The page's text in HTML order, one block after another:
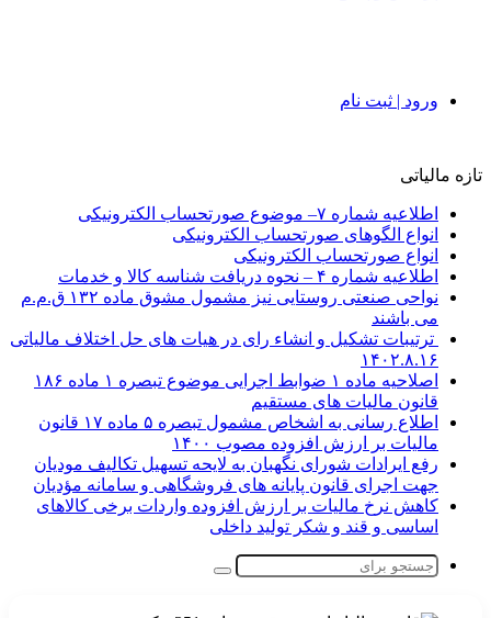
ورود | ثبت نام
تازه مالیاتی
اطلاعیه شماره ۷– موضوع صورتحساب الکترونیکی
انواع الگوهای صورتحساب الکترونیکی
انواع صورتحساب الکترونیکی
اطلاعیه شماره ۴ – نحوه دریافت شناسه کالا و خدمات
نواحی صنعتی روستایی نیز مشمول مشوق ماده ۱۳۲ ق.م.م
می باشند
ترتیبات تشکیل و انشاء رای در هیات های حل اختلاف مالیاتی
۱۴۰۲.۸.۱۶
اصلاحیه ماده ۱ ضوابط اجرایی موضوع تبصره ۱ ماده ۱۸۶
قانون مالیات های مستقیم
اطلاع رسانی به اشخاص مشمول تبصره ۵ ماده ۱۷ قانون
مالیات بر ارزش افزوده مصوب ۱۴۰۰
رفع ایرادات شورای نگهبان به لایحه تسهیل تکالیف مودیان
جهت اجرای قانون پایانه های فروشگاهی و سامانه مؤدیان
کاهش نرخ مالیات بر ارزش افزوده واردات برخی کالاهای
اساسی و قند و شکر تولید داخلی
جستجو